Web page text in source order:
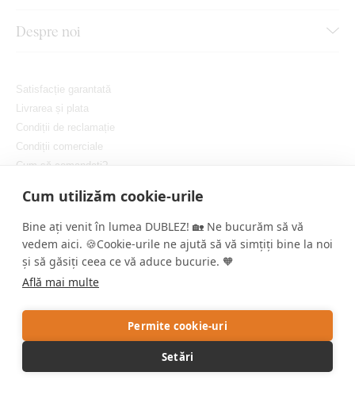
Cum utilizăm cookie-urile
Bine ați venit în lumea DUBLEZ! 🏡 Ne bucurăm să vă
vedem aici. 🍪Cookie-urile ne ajută să vă simțiți bine la noi
și să găsiți ceea ce vă aduce bucurie. 🧡
Află mai multe
Permite cookie-uri
Setări
Despre noi
Satisfacție garantată
Livrarea și plata
Condiții de reclamație
Condiții comerciale
Cum să comandați?
Setați cookie-urile
Copyright © DUBLEZ 2026 | Toate drepturile rezervate
Crearea magazinelor online performante de către
Acest site este protejat de reCAPTCHA, iar Google aplică
Politica de